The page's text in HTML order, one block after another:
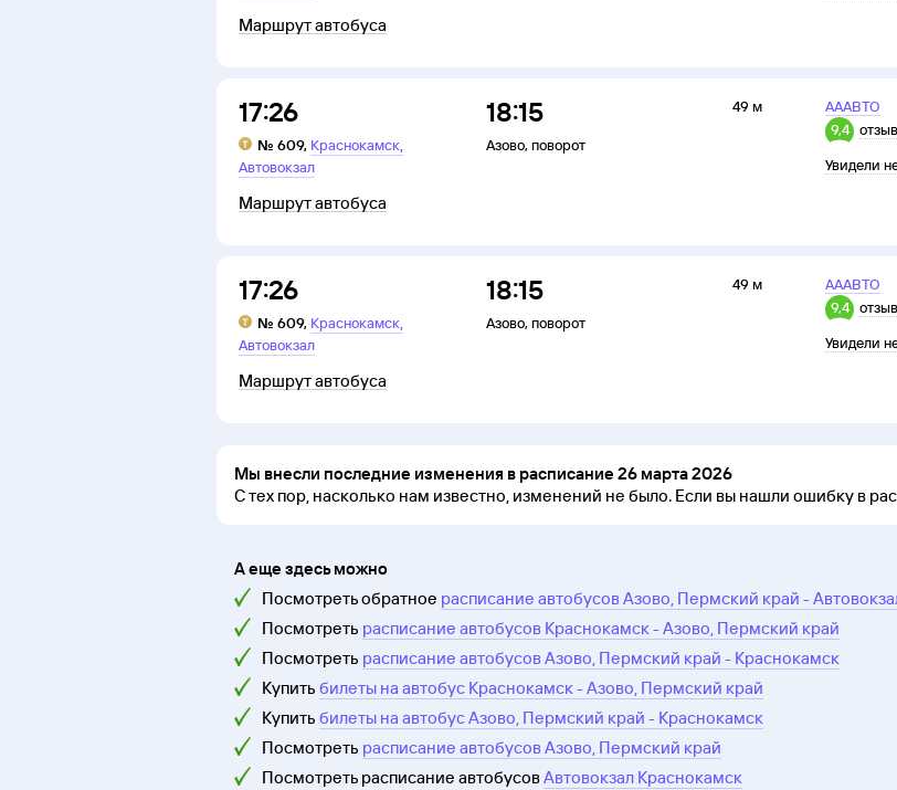
Маршрут автобуса
17:26
№ 609, Краснокамск,
Автовокзал
18:15
Азово, поворот
49 м
АААВТО
9,4
Увидели
Маршрут автобуса
17:26
№ 609, Краснокамск,
Автовокзал
18:15
Азово, поворот
49 м
АААВТО
9,4
Увидели
Маршрут автобуса
Мы внесли последние изменения в расписание 26 марта 2026
С тех пор, насколько нам известно, изменений не было. Если вы нашли ошибку в
А еще здесь можно
Посмотреть обратное расписание автобусов Азово, Пермский край -
Посмотреть расписание автобусов Краснокамск - Азово, Пермский край
Посмотреть расписание автобусов Азово, Пермский край - Краснокамск
Купить билеты на автобус Краснокамск - Азово, Пермский край
Купить билеты на автобус Азово, Пермский край - Краснокамск
Посмотреть расписание автобусов Азово, Пермский край
Посмотреть расписание автобусовАвтовокзал Краснокамск